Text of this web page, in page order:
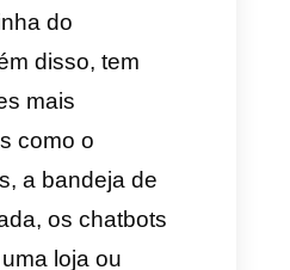
costuma ser difícil
(antes